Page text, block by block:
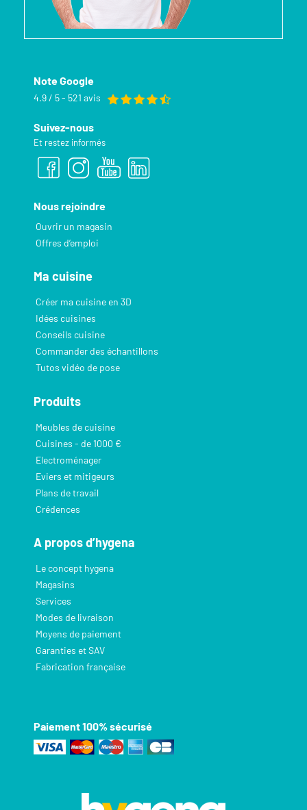
Note Google
4.9 / 5 - 521 avis
Suivez-nous
Et restez informés
Nous rejoindre
Ouvrir un magasin
Offres d’emploi
Ma cuisine
Créer ma cuisine en 3D
Idées cuisines
Conseils cuisine
Commander des échantillons
Tutos vidéo de pose
Produits
Meubles de cuisine
Cuisines - de 1000 €
Electroménager
Eviers et mitigeurs
Plans de travail
Crédences
A propos d’hygena
Le concept hygena
Magasins
Services
Modes de livraison
Moyens de paiement
Garanties et SAV
Fabrication française
Paiement 100% sécurisé